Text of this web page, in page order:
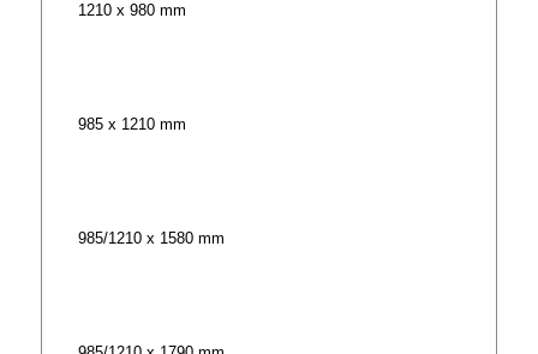
1210 x 980 mm
985 x 1210 mm
985/1210 x 1580 mm